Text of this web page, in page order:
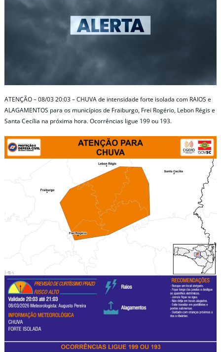
ATENÇÃO – 08/03 20:03 – CHUVA de intensidade forte isolada com RAIOS e
ALAGAMENTOS para os municípios de Fraiburgo, Frei Rogério, Lebon Régis e
Santa Cecília na próxima hora. Ocorrências ligue 199 ou 193.